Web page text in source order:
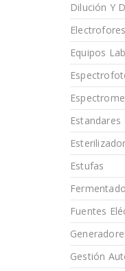
Dilución Y
Equipos
Estandares
Estufas
Fuentes
Gestión